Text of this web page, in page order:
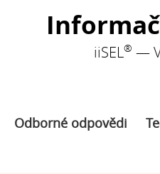
iiSEL® —
Odborné odpovědi